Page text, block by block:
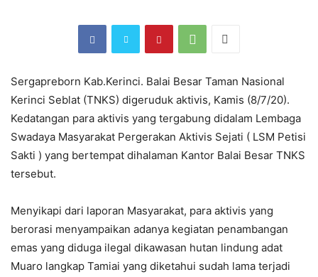
Sergapreborn Kab.Kerinci. Balai Besar Taman Nasional
Kerinci Seblat (TNKS) digeruduk aktivis, Kamis (8/7/20).
Kedatangan para aktivis yang tergabung didalam Lembaga
Swadaya Masyarakat Pergerakan Aktivis Sejati ( LSM Petisi
Sakti ) yang bertempat dihalaman Kantor Balai Besar TNKS
tersebut.
Menyikapi dari laporan Masyarakat, para aktivis yang
berorasi menyampaikan adanya kegiatan penambangan
emas yang diduga ilegal dikawasan hutan lindung adat
Muaro langkap Tamiai yang diketahui sudah lama terjadi